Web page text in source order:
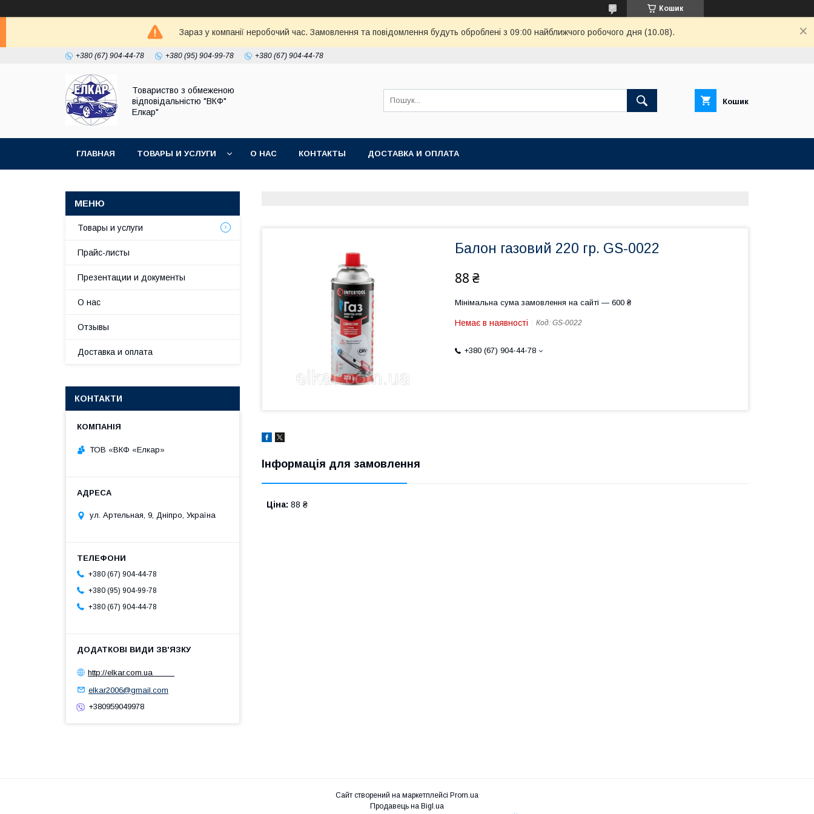
Кошик
Зараз у компанії неробочий час. Замовлення та повідомлення будуть оброблені з 09:00 найближчого робочого дня (10.08).
+380 (67) 904-44-78 +380 (95) 904-99-78 +380 (67) 904-44-78
Товариство з обмеженою
відповідальністю "ВКФ"
Елкар"
Кошик
ГЛАВНАЯ ТОВАРЫ И УСЛУГИ О НАС КОНТАКТЫ ДОСТАВКА И ОПЛАТА
Балон газовий 220 гр. GS-0022
88 ₴
Мінімальна сума замовлення на сайті — 600 ₴
Немає в наявності Код: GS-0022
+380 (67) 904-44-78
Інформація для замовлення
Ціна: 88 ₴
Товары и услуги
Прайс-листы
Презентации и документы
О нас
Отзывы
Доставка и оплата
КОНТАКТИ
ТОВ «ВКФ «Елкар»
ул. Артельная, 9, Дніпро, Україна
+380 (67) 904-44-78
+380 (95) 904-99-78
+380 (67) 904-44-78
http://elkar.com.ua
elkar2006@gmail.com
+380959049978
Сайт створений на маркетплейсі Prom.ua
Продавець на Bigl.ua